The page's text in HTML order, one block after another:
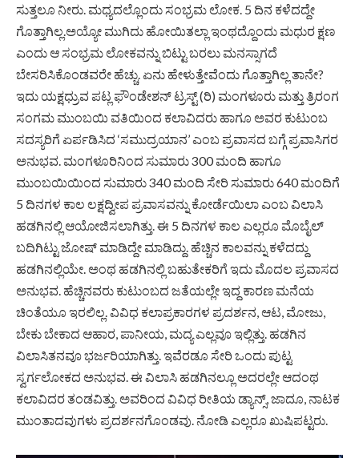
ಸುತ್ತಲೂ ನೀರು. ಮಧ್ಯದಲ್ಲೊಂದು ಸಂಭ್ರಮ ಲೋಕ. 5 ದಿನ ಕಳೆದದ್ದೇ
ಗೊತ್ತಾಗಿಲ್ಲ.ಅಯ್ಯೋ ಮುಗಿದು ಹೋಯಿತಲ್ಲಾ ಇಂಥದ್ದೊಂದು ಮಧುರ ಕ್ಷಣ
ಎಂದು ಆ ಸಂಭ್ರಮ ಲೋಕವನ್ನು ಬಿಟ್ಟು ಬರಲು ಮನಸ್ಸಾಗದೆ
ಬೇಸರಿಸಿಕೊಂಡವರೇ ಹೆಚ್ಚು. ಏನು ಹೇಳುತ್ತೇವೆಂದು ಗೊತ್ತಾಗಿಲ್ಲ ತಾನೇ?
ಇದು ಯಕ್ಷಧ್ರುವ ಪಟ್ಲ ಫೌಂಡೇಶನ್‌ ಟ್ರಸ್ಟ್ (ರಿ) ಮಂಗಳೂರು ಮತ್ತು ತ್ರಿರಂಗ
ಸಂಗಮ ಮುಂಬಯಿ ವತಿಯಿಂದ ಕಲಾವಿದರು ಹಾಗೂ ಅವರ ಕುಟುಂಬ
ಸದಸ್ಯರಿಗೆ ಏರ್ಪಡಿಸಿದ ‘ಸಮುದ್ರಯಾನ’ ಎಂಬ ಪ್ರವಾಸದ ಬಗ್ಗೆ ಪ್ರವಾಸಿಗರ
ಅನುಭವ. ಮಂಗಳೂರಿನಿಂದ ಸುಮಾರು 300 ಮಂದಿ ಹಾಗೂ
ಮುಂಬಯಿಯಿಂದ ಸುಮಾರು 340 ಮಂದಿ ಸೇರಿ ಸುಮಾರು 640 ಮಂದಿಗೆ
5 ದಿನಗಳ ಕಾಲ ಲಕ್ಷದ್ವೀಪ ಪ್ರವಾಸವನ್ನು ಕೋರ್ಡೆಯಿಲಾ ಎಂಬ ವಿಲಾಸಿ
ಹಡಗಿನಲ್ಲಿ ಆಯೋಜಿಸಲಾಗಿತ್ತು. ಈ 5 ದಿನಗಳ ಕಾಲ ಎಲ್ಲರೂ ಮೊಬೈಲ್‌
ಬದಿಗಿಟ್ಟು ಜೋಷ್‌ ಮಾಡಿದ್ದೇ ಮಾಡಿದ್ದು. ಹೆಚ್ಚಿನ ಕಾಲವನ್ನು ಕಳೆದದ್ದು
ಹಡಗಿನಲ್ಲಿಯೇ. ಅಂಥ ಹಡಗಿನಲ್ಲಿ ಬಹುತೇಕರಿಗೆ ಇದು ಮೊದಲ ಪ್ರವಾಸದ
ಅನುಭವ. ಹೆಚ್ಚಿನವರು ಕುಟುಂಬದ ಜತೆಯಲ್ಲೇ ಇದ್ದ ಕಾರಣ ಮನೆಯ
ಚಿಂತೆಯೂ ಇರಲಿಲ್ಲ. ವಿವಿಧ ಕಲಾಪ್ರಕಾರಗಳ ಪ್ರದರ್ಶನ, ಆಟ, ಮೋಜು,
ಬೇಕು ಬೇಕಾದ ಆಹಾರ, ಪಾನೀಯ, ಮದ್ಯ ಎಲ್ಲವೂ ಇಲ್ಲಿತ್ತು. ಹಡಗಿನ
ವಿಲಾಸಿತನವೂ ಭರ್ಜರಿಯಾಗಿತ್ತು. ಇವೆರಡೂ ಸೇರಿ ಒಂದು ಪುಟ್ಟ
ಸ್ವರ್ಗಲೋಕದ ಅನುಭವ. ಈ ವಿಲಾಸಿ ಹಡಗಿನಲ್ಲೂ ಅದರಲ್ಲೇ ಆದಂಥ
ಕಲಾವಿದರ ತಂಡವಿತ್ತು. ಅವರಿಂದ ವಿವಿಧ ರೀತಿಯ ಡ್ಯಾನ್ಸ್‌, ಜಾದೂ, ನಾಟಕ
ಮುಂತಾದವುಗಳು ಪ್ರದರ್ಶನಗೊಂಡವು. ನೋಡಿ ಎಲ್ಲರೂ ಖುಷಿಪಟ್ಟರು.